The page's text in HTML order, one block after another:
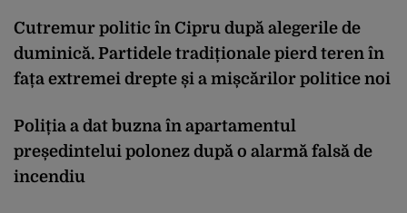
Cutremur politic în Cipru după alegerile de
duminică. Partidele tradiționale pierd teren în
fața extremei drepte și a mișcărilor politice noi
Poliția a dat buzna în apartamentul
președintelui polonez după o alarmă falsă de
incendiu